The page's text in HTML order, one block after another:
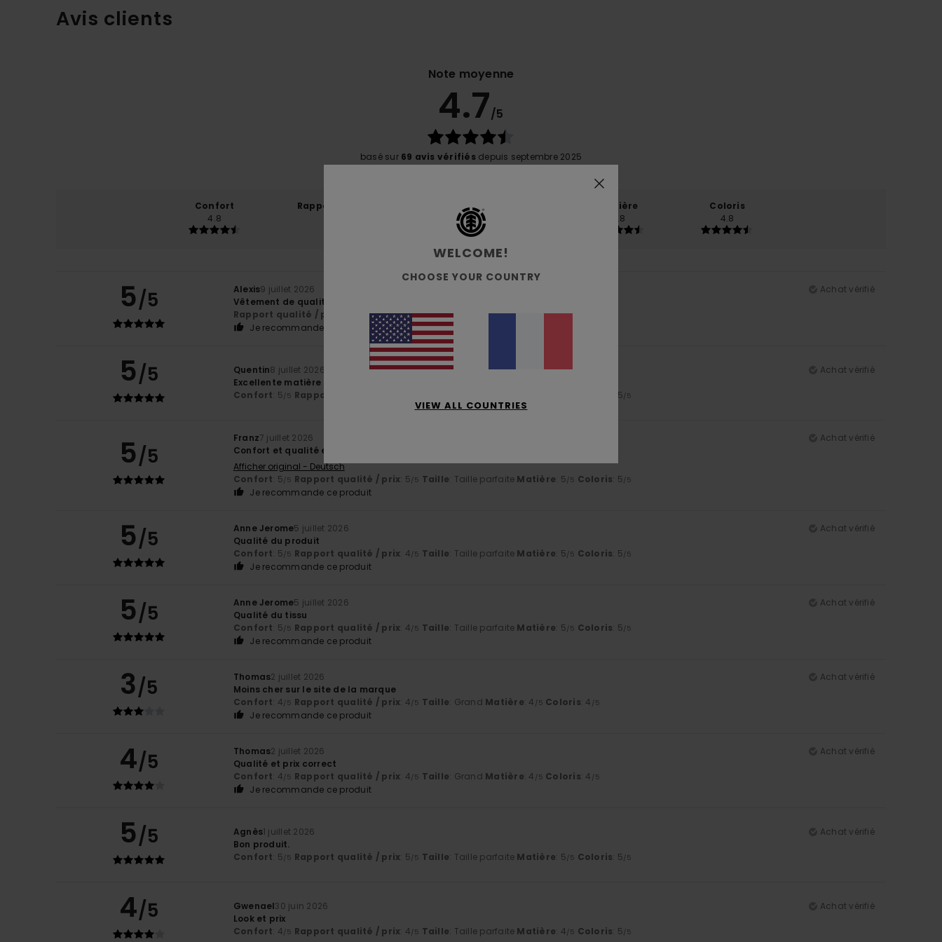
Avis clients
Note moyenne
4.7/5
basé sur 69 avis vérifiés depuis septembre 2025
Confort
4.8
Rapport qualité / prix
Trop petit
Matière
4.8
Coloris
4.8
5/5 Alexis9 juillet 2026
Achat vérifié
Vêtement de qualité, coton bio
Rapport qualité / prix
Matière: 5/5
Je recommande ce produit
5/5 Quentin8 juillet 2026
Achat vérifié
Excellente matière légère et beau coloris
Confort: 5 /5 Rapport qualité / prix : 5 /5
5/5
Franz7 juillet 2026
Achat vérifié
Confort et qualité exceptionnels
Afficher original - Deutsch
Confort: 5 /5 Rapport qualité / prix: 5 /5 Taille: Taille parfaite Matière: 5 /5 Coloris: 5 /5
Je recommande ce produit
5/5 Anne Jerome5 juillet 2026
Achat vérifié
Qualité du produit
Confort: 5 /5 Rapport qualité / prix: 4 /5 Taille: Taille parfaite Matière: 5 /5 Coloris: 5 /5
Je recommande ce produit
5/5 Anne Jerome5 juillet 2026
Achat vérifié
Qualité du tissu
Confort: 5 /5 Rapport qualité / prix: 4 /5 Taille: Taille parfaite Matière: 5 /5 Coloris: 5 /5
Je recommande ce produit
3/5 Thomas2 juillet 2026
Achat vérifié
Moins cher sur le site de la marque
Confort: 4 /5 Rapport qualité / prix: 4 /5 Taille: Grand Matière: 4 /5 Coloris: 4 /5
Je recommande ce produit
4/5 Thomas2 juillet 2026
Achat vérifié
Qualité et prix correct
Confort: 4 /5 Rapport qualité / prix: 4 /5 Taille: Grand Matière: 4 /5 Coloris: 4 /5
Je recommande ce produit
5/5 Agnès1 juillet 2026
Achat vérifié
Bon produit.
Confort: 5 /5 Rapport qualité / prix: 5 /5 Taille: Taille parfaite Matière: 5 /5 Coloris: 5 /5
4/5 Gwenael30 juin 2026
Achat vérifié
Look et prix
Confort: 4 /5 Rapport qualité / prix: 4 /5 Taille: Taille parfaite Matière: 4 /5 Coloris: 5 /5
WELCOME!
CHOOSE YOUR COUNTRY
VIEW ALL COUNTRIES